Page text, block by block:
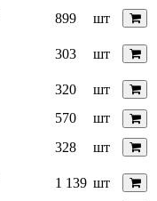
899
шт
303
шт
320
шт
570
шт
328
шт
1 139 шт